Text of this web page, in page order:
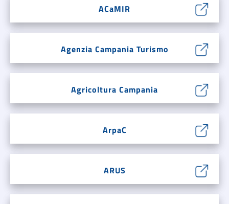
ACaMIR
Agenzia Campania Turismo
Agricoltura Campania
ArpaC
ARUS